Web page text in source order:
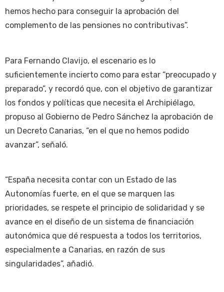
hemos hecho para conseguir la aprobación del
complemento de las pensiones no contributivas”.
Para Fernando Clavijo, el escenario es lo
suficientemente incierto como para estar “preocupado y
preparado”, y recordó que, con el objetivo de garantizar
los fondos y políticas que necesita el Archipiélago,
propuso al Gobierno de Pedro Sánchez la aprobación de
un Decreto Canarias, “en el que no hemos podido
avanzar”, señaló.
“España necesita contar con un Estado de las
Autonomías fuerte, en el que se marquen las
prioridades, se respete el principio de solidaridad y se
avance en el diseño de un sistema de financiación
autonómica que dé respuesta a todos los territorios,
especialmente a Canarias, en razón de sus
singularidades”, añadió.